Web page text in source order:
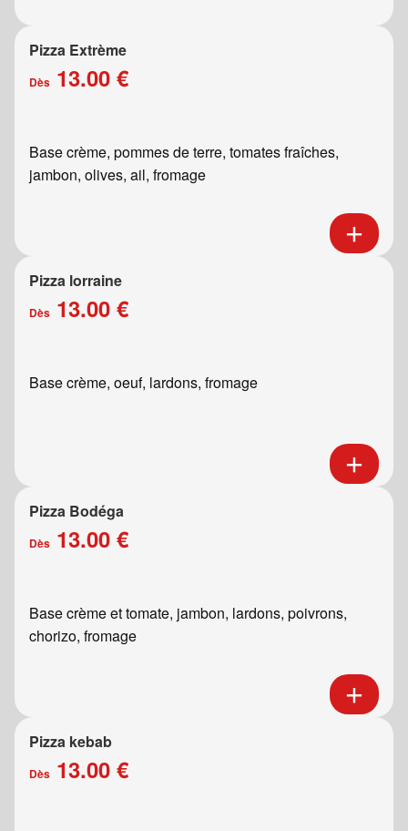
Pizza Extrème
Dès 13.00 €
Base crème, pommes de terre, tomates fraîches,
jambon, olives, ail, fromage
Pizza lorraine
Dès 13.00 €
Base crème, oeuf, lardons, fromage
Pizza Bodéga
Dès 13.00 €
Base crème et tomate, jambon, lardons, poivrons,
chorizo, fromage
Pizza kebab
Dès 13.00 €